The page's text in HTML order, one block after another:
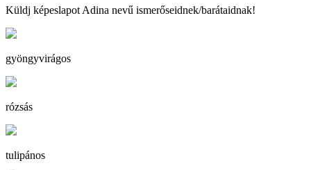
Küldj képeslapot Adina nevű ismerőseidnek/barátaidnak!
gyöngyvirágos
rózsás
tulipános